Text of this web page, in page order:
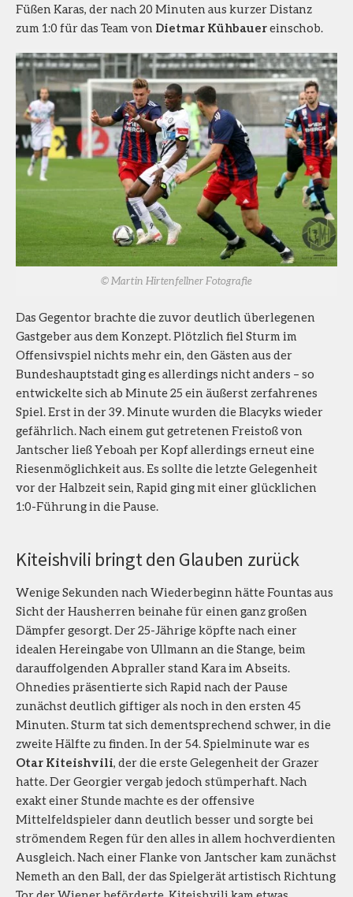
Füßen Karas, der nach 20 Minuten aus kurzer Distanz
zum 1:0 für das Team von Dietmar Kühbauereinschob.
© Martin Hirtenfellner Fotografie
Das Gegentor brachte die zuvor deutlich überlegenen
Gastgeber aus dem Konzept. Plötzlich fiel Sturm im
Offensivspiel nichts mehr ein, den Gästen aus der
Bundeshauptstadt ging es allerdings nicht anders – so
entwickelte sich ab Minute 25 ein äußerst zerfahrenes
Spiel. Erst in der 39. Minute wurden die Blacyks wieder
gefährlich. Nach einem gut getretenen Freistoß von
Jantscher ließ Yeboah per Kopf allerdings erneut eine
Riesenmöglichkeit aus. Es sollte die letzte Gelegenheit
vor der Halbzeit sein, Rapid ging mit einer glücklichen
1:0-Führung in die Pause.
Kiteishvili bringt den Glauben zurück
Wenige Sekunden nach Wiederbeginn hätte Fountas aus
Sicht der Hausherren beinahe für einen ganz großen
Dämpfer gesorgt. Der 25-Jährige köpfte nach einer
idealen Hereingabe von Ullmann an die Stange, beim
darauffolgenden Abpraller stand Kara im Abseits.
Ohnedies präsentierte sich Rapid nach der Pause
zunächst deutlich giftiger als noch in den ersten 45
Minuten. Sturm tat sich dementsprechend schwer, in die
zweite Hälfte zu finden. In der 54. Spielminute war es
Otar Kiteishvili, der die erste Gelegenheit der Grazer
hatte. Der Georgier vergab jedoch stümperhaft. Nach
exakt einer Stunde machte es der offensive
Mittelfeldspieler dann deutlich besser und sorgte bei
strömendem Regen für den alles in allem hochverdienten
Ausgleich. Nach einer Flanke von Jantscher kam zunächst
Nemeth an den Ball, der das Spielgerät artistisch Richtung